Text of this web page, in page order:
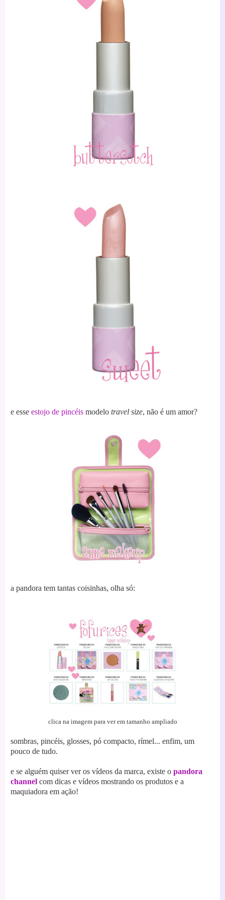
e esse estojo de pincéis modelo travel size, não é um amor?
a pandora tem tantas coisinhas, olha só:
clica na imagem para ver em tamanho ampliado
sombras, pincéis, glosses, pó compacto, rímel... enfim, um
pouco de tudo.
e se alguém quiser ver os vídeos da marca, existe o pandora
channel com dicas e vídeos mostrando os produtos e a
maquiadora em ação!